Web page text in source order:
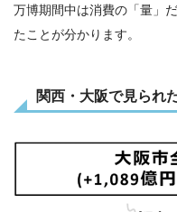
万博期間中は消費の「量」
たことが分かります。
関西・大阪で見られ